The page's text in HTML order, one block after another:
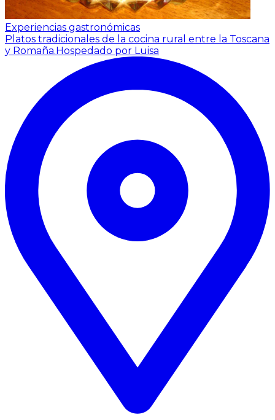
Experiencias gastronómicas
Platos tradicionales de la cocina rural entre la Toscana
y Romaña.Hospedado por Luisa